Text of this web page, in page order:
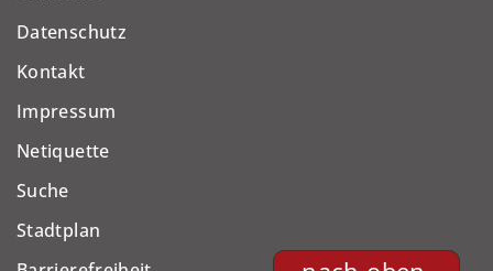
Datenschutz
Kontakt
Impressum
Netiquette
Suche
Stadtplan